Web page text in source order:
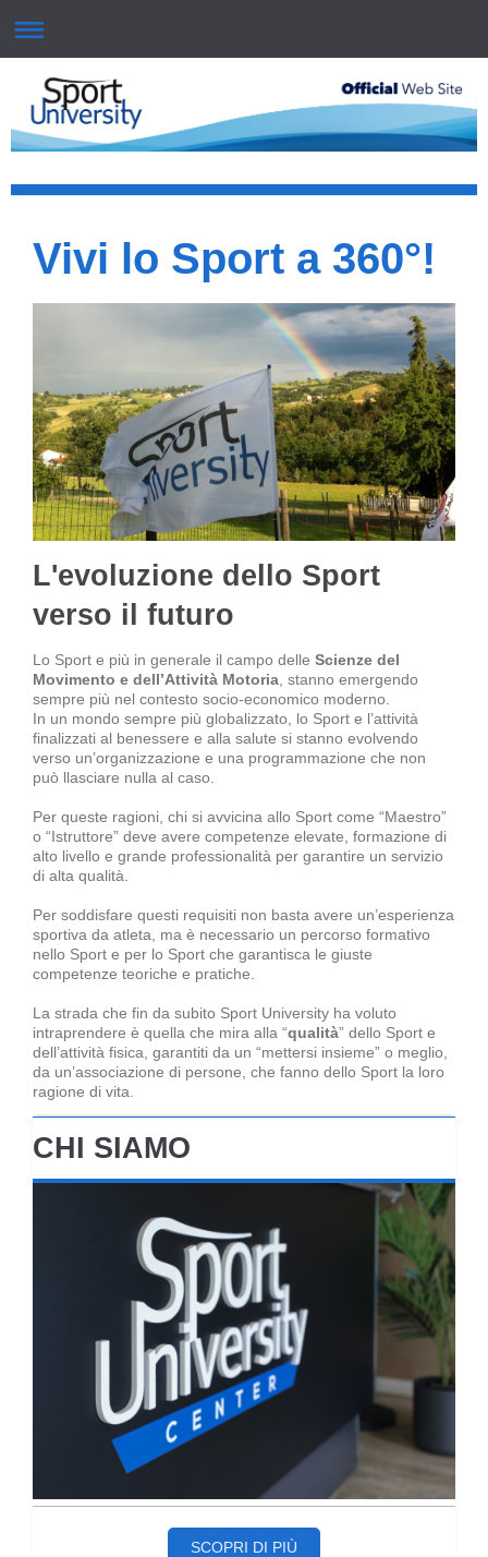
Vivi lo Sport a 360°!
L'evoluzione dello Sport
verso il futuro
Lo Sport e più in generale il campo delle Scienze del
Movimento e dell’Attività Motoria , stanno emergendo
sempre più nel contesto socio-economico moderno.
In un mondo sempre più globalizzato, lo Sport e l’attività
finalizzati al benessere e alla salute si stanno evolvendo
verso un’organizzazione e una programmazione che non
può llasciare nulla al caso.
Per queste ragioni, chi si avvicina allo Sport come “Maestro”
o “Istruttore” deve avere competenze elevate, formazione di
alto livello e grande professionalità per garantire un servizio
di alta qualità.
Per soddisfare questi requisiti non basta avere un’esperienza
sportiva da atleta, ma è necessario un percorso formativo
nello Sport e per lo Sport che garantisca le giuste
competenze teoriche e pratiche.
La strada che fin da subito Sport University ha voluto
intraprendere è quella che mira alla “qualità” dello Sport e
dell’attività fisica, garantiti da un “mettersi insieme” o meglio,
da un’associazione di persone, che fanno dello Sport la loro
ragione di vita.
CHI SIAMO
SCOPRI DI PIÙ